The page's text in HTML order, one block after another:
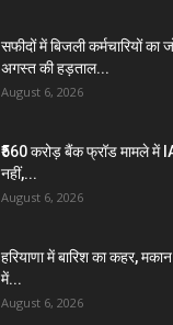
सफीदों में बिजली कर्मचारियों का
अगस्त की हड़ताल...
August 6, 2026
₹560 करोड़ बैंक फ्रॉड मामले में
नहीं,...
August 6, 2026
हरियाणा में बारिश का कहर,
में...
August 6, 2026